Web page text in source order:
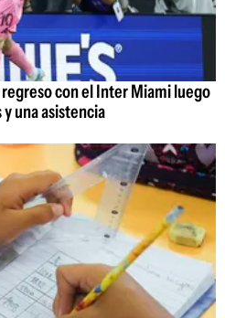
con el Inter Miami luego
una asistencia